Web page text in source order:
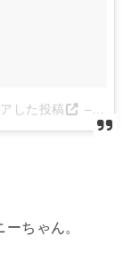
した投稿 –
ちゃん。